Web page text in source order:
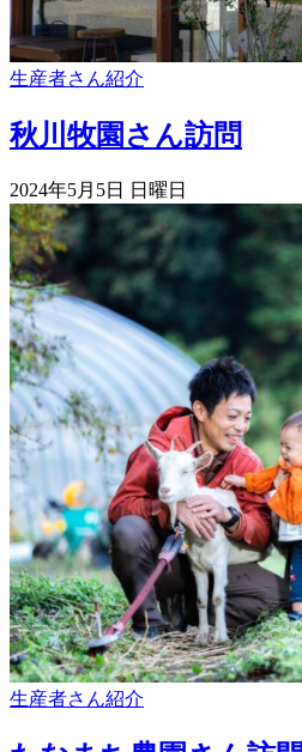
生産者さん紹介
秋川牧園さん訪問
2024年5月5日 日曜日
生産者さん紹介